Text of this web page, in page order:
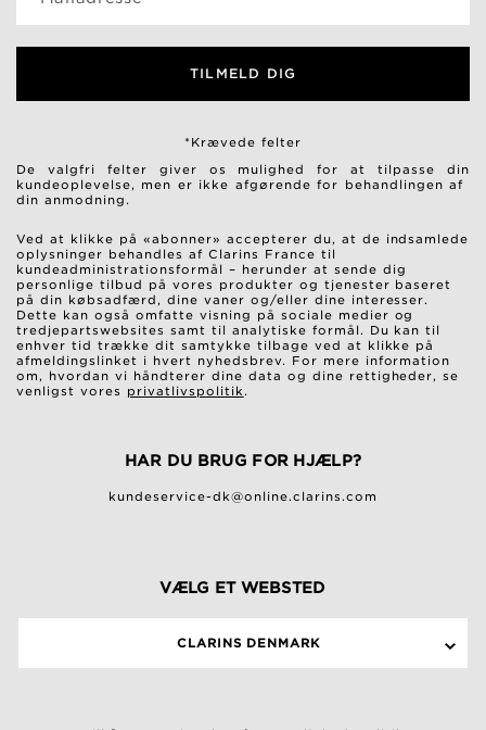
TILMELD DIG
*Krævede felter
De valgfri felter giver os mulighed for at tilpasse din
kundeoplevelse, men er ikke afgørende for behandlingen af ​​
din anmodning.
Ved at klikke på «abonner» accepterer du, at de indsamlede
oplysninger behandles af Clarins France til
kundeadministrationsformål – herunder at sende dig
personlige tilbud på vores produkter og tjenester baseret
på din købsadfærd, dine vaner og/eller dine interesser.
Dette kan også omfatte visning på sociale medier og
tredjepartswebsites samt til analytiske formål. Du kan til
enhver tid trække dit samtykke tilbage ved at klikke på
afmeldingslinket i hvert nyhedsbrev. For mere information
om, hvordan vi håndterer dine data og dine rettigheder, se
venligst vores privatlivspolitik .
HAR DU BRUG FOR HJÆLP?
kundeservice-dk@online.clarins.com
VÆLG ET WEBSTED
CLARINS DENMARK